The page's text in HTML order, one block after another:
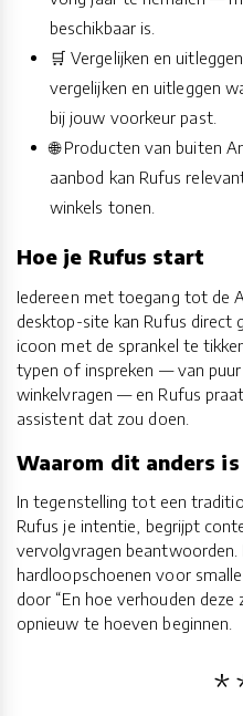
beschikbaar is.
🛒 Vergelijken en
vergelijken en uitleggen
bij jouw voorkeur past.
🌐 Producten van buiten
aanbod kan Rufus
winkels tonen.
Hoe je Rufus start
Iedereen met toegang tot de
desktop-site kan Rufus direct
icoon met de sprankel te
typen of inspreken — van
winkelvragen — en Rufus
assistent dat zou doen.
Waarom dit anders
In tegenstelling tot een
Rufus je intentie, begrijpt
vervolgvragen beantwoorden.
hardloopschoenen voor
door “En hoe verhouden
opnieuw te hoeven beginnen.